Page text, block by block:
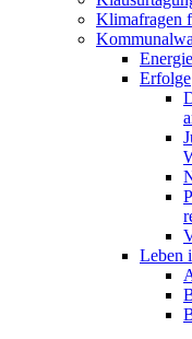
Klimafragen
Energie
Erfolge
Leben